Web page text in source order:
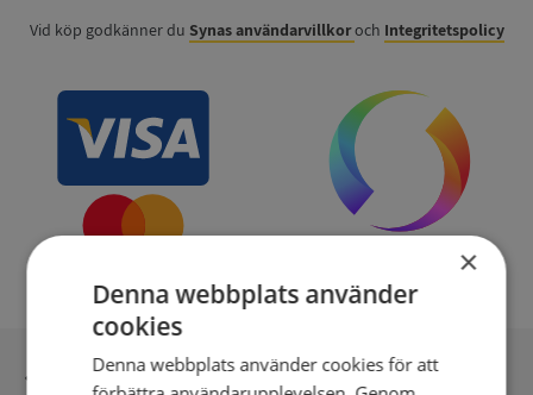
Vid köp godkänner du Synas användarvillkoroch Integritetspolicy
Inga kopior till omfrågad
×
Denna webbplats använder
cookies
Denna webbplats använder cookies för att